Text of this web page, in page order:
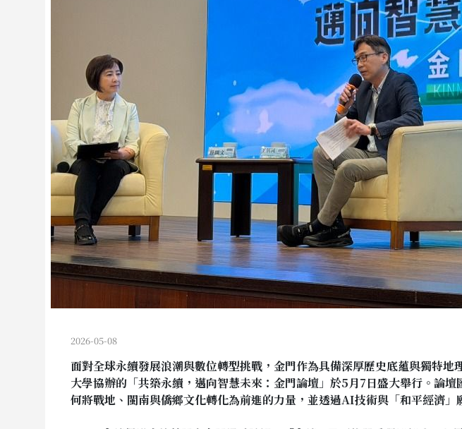
2026-05-08
面對全球永續發展浪潮與數位轉型挑戰，金門作為具備深厚歷史底蘊與獨特
大學協辦的「共築永續，邁向智慧未來：金門論壇」於5月7日盛大舉行。論
何將戰地、閩南與僑鄉文化轉化為前進的力量，並透過AI技術與「和平經濟」